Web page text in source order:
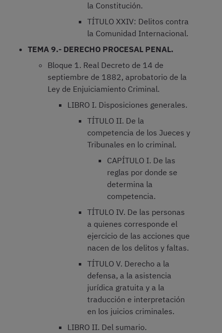
la Constitución.
TÍTULO XXIV: Delitos contra
la Comunidad Internacional.
TEMA 9.- DERECHO PROCESAL PENAL.
Bloque 1. Real Decreto de 14 de
septiembre de 1882, aprobatorio de la
Ley de Enjuiciamiento Criminal.
LIBRO I. Disposiciones generales.
TÍTULO II. De la
competencia de los Jueces y
Tribunales en lo criminal.
CAPÍTULO I. De las
reglas por donde se
determina la
competencia.
TÍTULO IV. De las personas
a quienes corresponde el
ejercicio de las acciones que
nacen de los delitos y faltas.
TÍTULO V. Derecho a la
defensa, a la asistencia
jurídica gratuita y a la
traducción e interpretación
en los juicios criminales.
LIBRO II. Del sumario.